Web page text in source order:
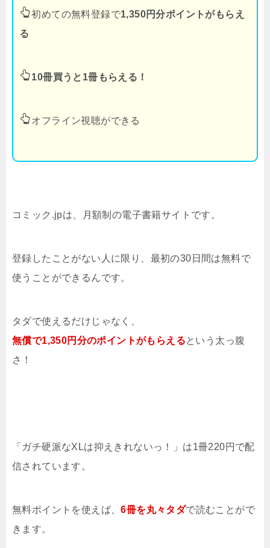
初めての無料登録で1,350円分ポイントがもらえ
る
10冊買うと1冊もらえる！
オフライン視聴ができる
コミック.jpは、月額制の電子書籍サイトです。
登録したことがない人に限り、最初の30日間は無料で
使うことができるんです。
タダで使えるだけじゃなく、
無償で1,350円分のポイントがもらえるという太っ腹
さ！
「ガチ硬派なXLは抑えきれないっ！」は1冊220円で配
信されています。
無料ポイントを使えば、6冊を丸々タダで読むことがで
きます。